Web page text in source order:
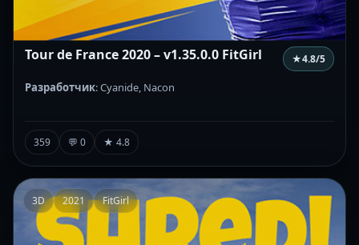
Tour de France 2020 – v1.35.0.0 FitGirl ★4.8/5
Разработчик: Cyanide, Nacon
359 💬 0 ★ 4.8
3D 2021 FitGirl